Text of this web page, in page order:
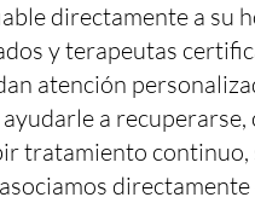
directamente a su
y terapeutas
atención
a
tratamiento continuo,